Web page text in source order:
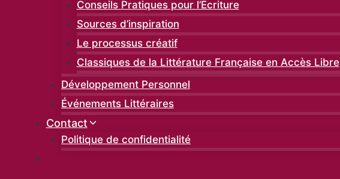
Conseils Pratiques pour l’Écriture
Sources d’inspiration
Le processus créatif
Classiques de la Littérature Française en Accès Libre
Développement Personnel
Événements Littéraires
Contact
Politique de confidentialité